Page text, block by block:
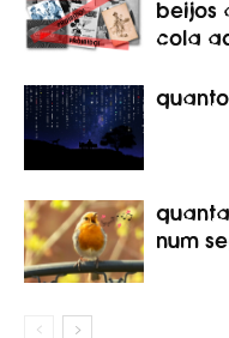
beijos
cola
num